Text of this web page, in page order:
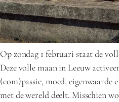
Op zondag 1 februari staat de
Deze volle maan in Leeuw
(com)passie, moed,
met de wereld deelt. Misschien